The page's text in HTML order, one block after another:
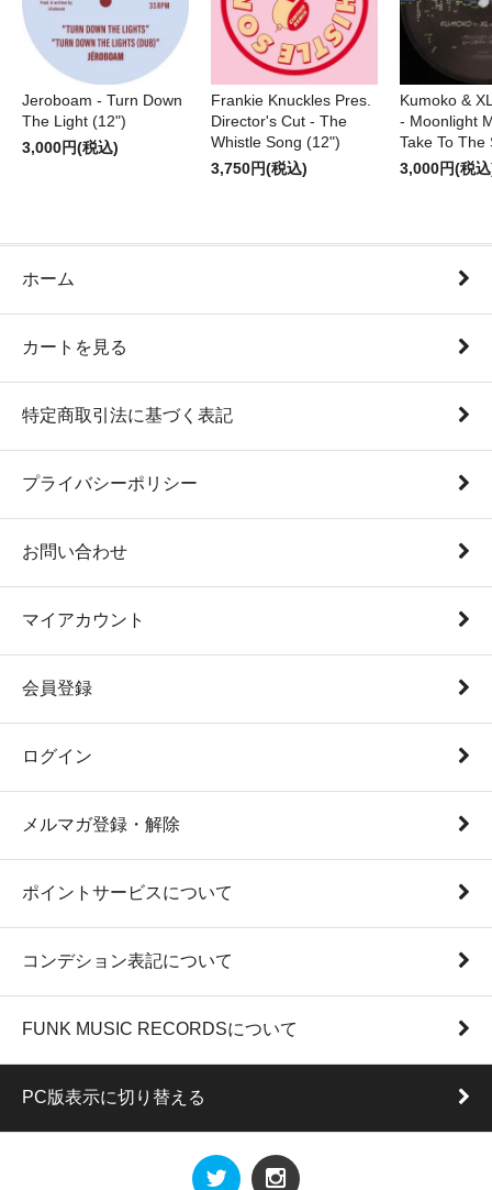
Jeroboam - Turn Down
The Light (12")
3,000円(税込)
Frankie Knuckles Pres.
Director's Cut - The
Whistle Song (12")
3,750円(税込)
Kumoko &
- Moonlight
Take To The
3,000円(税
ホーム
カートを見る
特定商取引法に基づく表記
プライバシーポリシー
お問い合わせ
マイアカウント
会員登録
ログイン
メルマガ登録・解除
ポイントサービスについて
コンデション表記について
FUNK MUSIC RECORDSについて
PC版表示に切り替える